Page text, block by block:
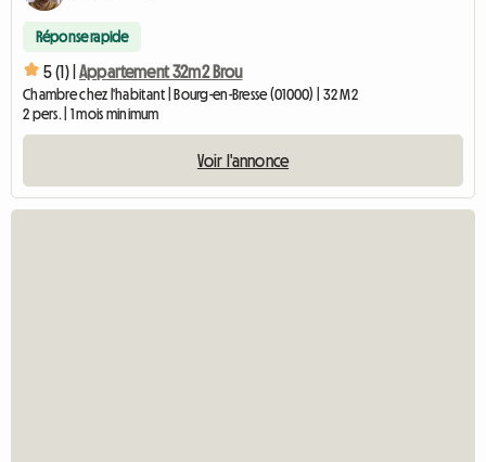
Réponse rapide
5 (1) | Appartement 32m2 Brou
Chambre chez l'habitant | Bourg-en-Bresse (01000) | 32 M2
2 pers. | 1 mois minimum
Voir l'annonce